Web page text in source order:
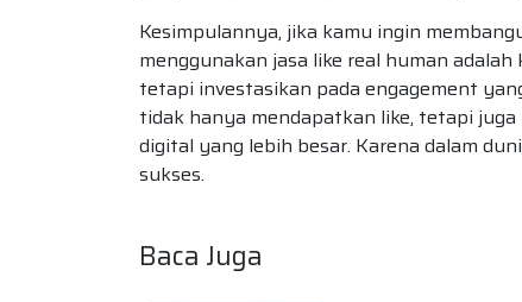
Kesimpulannya, jika kamu ingin
menggunakan jasa like real human
tetapi investasikan pada engagement
tidak hanya mendapatkan like, tetapi
digital yang lebih besar. Karena dalam
sukses.
Baca Juga